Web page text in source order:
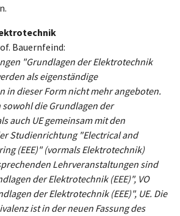
Bauernfeind:
"Grundlagen der Elektrotechnik
als eigenständige
in dieser Form nicht mehr angeboten.
die Grundlagen der
auch UE gemeinsam mit den
Studienrichtung "Electrical and
(EEE)" (vormals Elektrotechnik)
Lehrveranstaltungen sind
der Elektrotechnik (EEE)", VO
der Elektrotechnik (EEE)", UE. Die
ist in der neuen Fassung des